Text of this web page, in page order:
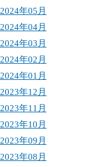
2024年05月
2024年04月
2024年03月
2024年02月
2024年01月
2023年12月
2023年11月
2023年10月
2023年09月
2023年08月